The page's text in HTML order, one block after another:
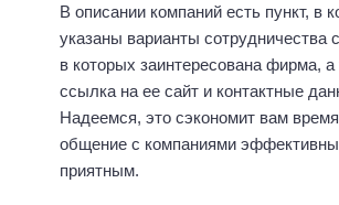
В описании компаний есть пункт, в
указаны варианты сотрудничества
в которых заинтересована фирма, а
ссылка на ее сайт и контактные
Надеемся, это сэкономит вам
общение с компаниями
приятным.